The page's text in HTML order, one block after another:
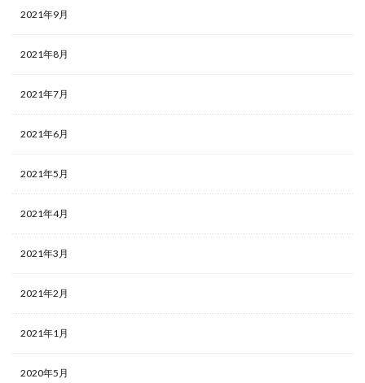
2021年9月
2021年8月
2021年7月
2021年6月
2021年5月
2021年4月
2021年3月
2021年2月
2021年1月
2020年5月